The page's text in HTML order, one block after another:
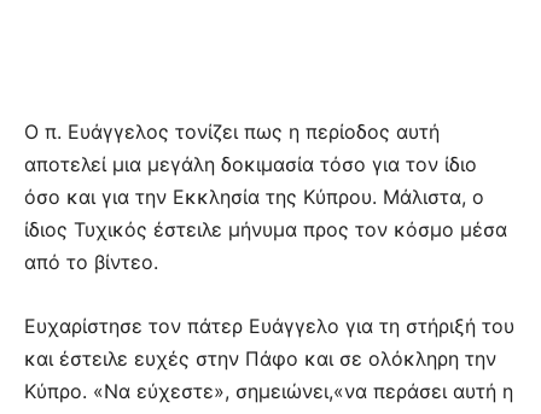
Ο π. Ευάγγελος τονίζει πως η περίοδος αυτή
αποτελεί μια μεγάλη δοκιμασία τόσο για τον ίδιο
όσο και για την Εκκλησία της Κύπρου. Μάλιστα, ο
ίδιος Τυχικός έστειλε μήνυμα προς τον κόσμο μέσα
από το βίντεο.
Ευχαρίστησε τον πάτερ Ευάγγελο για τη στήριξή του
και έστειλε ευχές στην Πάφο και σε ολόκληρη την
Κύπρο. «Να εύχεστε», σημειώνει,«να περάσει αυτή η